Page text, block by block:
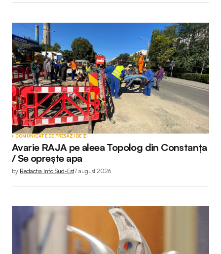
COMUNICATE DE PRESĂZI DE ZI
Avarie RAJA pe aleea Topolog din Constanța
/ Se oprește apa
by Redactia Info Sud-Est7 august 2026